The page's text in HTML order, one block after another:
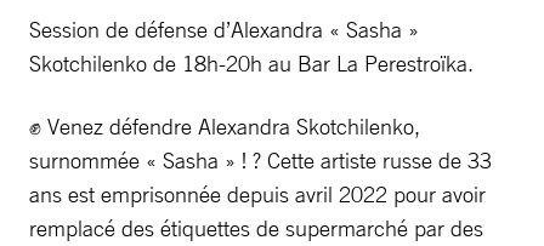
Session de défense d’Alexandra « Sasha »
Skotchilenko de 18h-20h au Bar La Perestroïka.
✊ Venez défendre Alexandra Skotchilenko,
surnommée « Sasha » ! ? Cette artiste russe de 33
ans est emprisonnée depuis avril 2022 pour avoir
remplacé des étiquettes de supermarché par des